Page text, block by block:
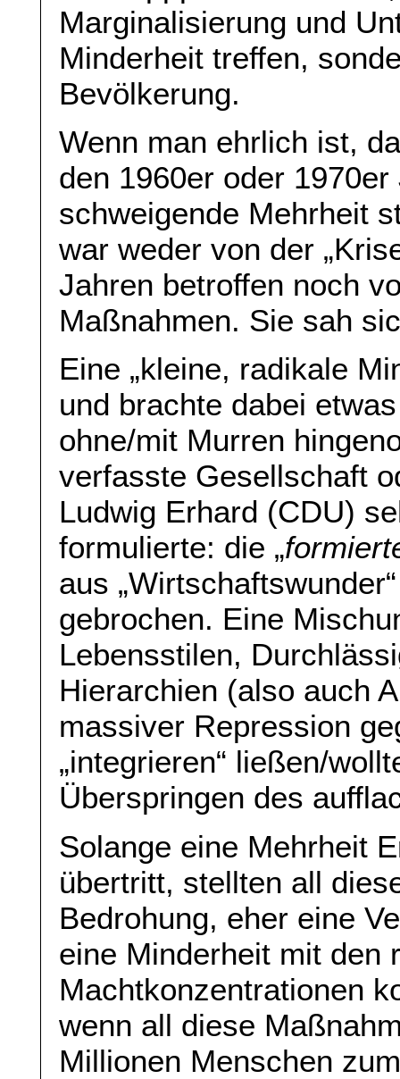
Marginalisierung und
Minderheit treffen,
Bevölkerung.
Wenn man ehrlich ist,
den 1960er oder
schweigende Mehrheit
war weder von der
Jahren betroffen noch
Maßnahmen. Sie sah
Eine „kleine, radikale
und brachte dabei
ohne/mit Murren
verfasste Gesellschaft
Ludwig Erhard (CDU)
formulierte: die „
aus
gebrochen. Eine
Lebensstilen,
Hierarchien (also auch
massiver Repression
„integrieren“ ließen/
Überspringen des
Solange eine Mehrheit
übertritt, stellten all
Bedrohung, eher eine
eine Minderheit mit den
Machtkonzentrationen
wenn all diese
Millionen Menschen